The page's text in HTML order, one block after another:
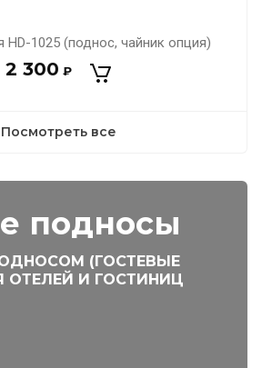
HD-1025 (поднос, чайник опция)
2 300 ₽
Посмотреть все
подносы
(ГОСТЕВЫЕ
ОТЕЛЕЙ И ГОСТИНИЦ